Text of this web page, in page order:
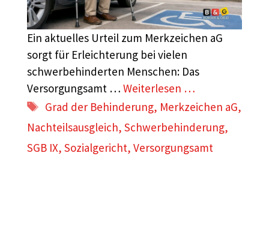
Ein aktuelles Urteil zum Merkzeichen aG
sorgt für Erleichterung bei vielen
schwerbehinderten Menschen: Das
Versorgungsamt … Weiterlesen …
Schlagwörter
Grad der Behinderung, Merkzeichen aG,
Nachteilsausgleich, Schwerbehinderung,
SGB IX, Sozialgericht, Versorgungsamt